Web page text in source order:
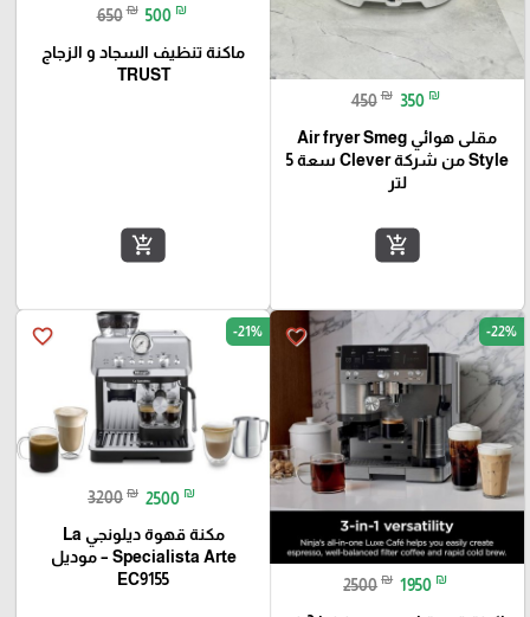
450 ₪ 350 ₪
مقلى هوائي Air fryer Smeg
Style من شركة Clever سعة 5
لتر
add_shopping_cart
650 ₪ 500 ₪
ماكنة تنظيف السجاد و الزجاج
TRUST
add_shopping_cart
favorite_border -22%
2500 ₪ 1950 ₪
favorite_border -21%
3200 ₪ 2500 ₪
مكنة قهوة ديلونجي La
Specialista Arte – موديل
EC9155